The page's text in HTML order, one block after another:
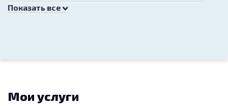
Показать все
Мои услуги